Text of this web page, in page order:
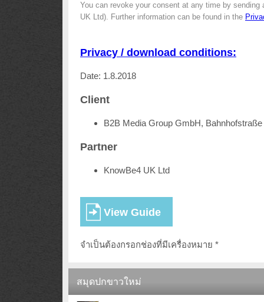
You can revoke your consent at any time by sending
UK Ltd). Further information can be found in the
Privacy / download conditions:
Date: 1.8.2018
Client
B2B Media Group GmbH,
Partner
KnowBe4 UK Ltd
จำเป็นต้องกรอกช่องที่มีเครื่องหมาย *
สมุดปกขาวใหม่